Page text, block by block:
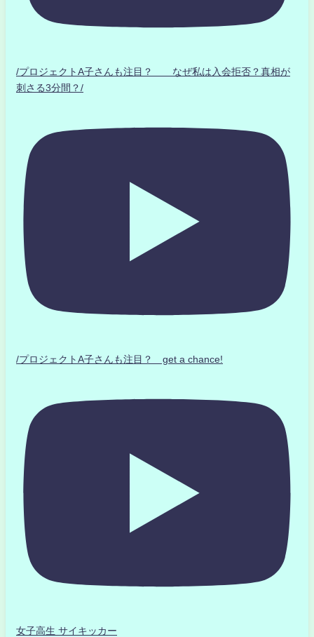
/プロジェクトA子さんも注目？ なぜ私は入会拒否？真相が
刺さる3分間？/
/プロジェクトA子さんも注目？ get a chance!
女子高生 サイキッカー